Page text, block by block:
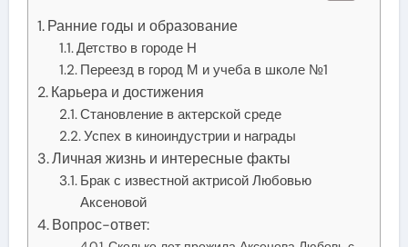
Ранние годы и образование
Детство в городе Н
Переезд в город М и учеба в школе №1
Карьера и достижения
Становление в актерской среде
Успех в киноиндустрии и награды
Личная жизнь и интересные факты
Брак с известной актрисой Любовью
Аксеновой
Вопрос-ответ: